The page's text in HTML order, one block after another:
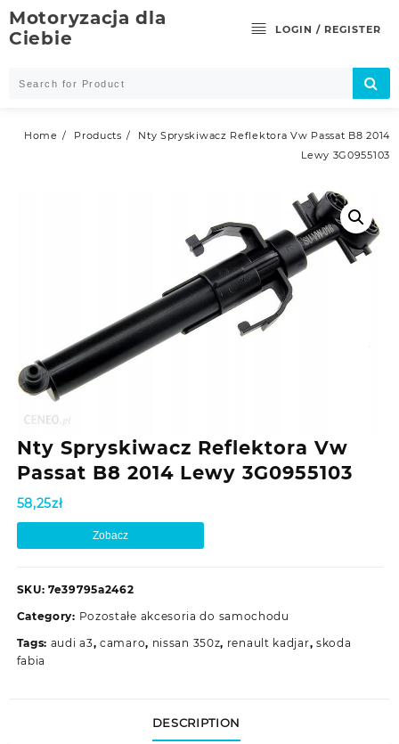
Skip
to
content
Motoryzacja dla
Ciebie
LOGIN / REGISTER
Home Products
Nty Spryskiwacz Reflektora Vw Passat B8 2014
Lewy 3G0955103
Nty Spryskiwacz Reflektora Vw
Passat B8 2014 Lewy 3G0955103
58,25zł
Zobacz
SKU: 7e39795a2462
Category: Pozostałe akcesoria do samochodu
Tags: audi a3,camaro, nissan 350z, renault kadjar, skoda
fabia
DESCRIPTION